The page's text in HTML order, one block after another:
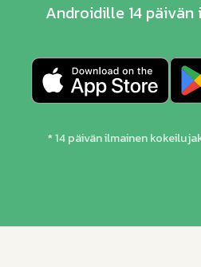
Androidille 14
* 14 päivän ilmainen